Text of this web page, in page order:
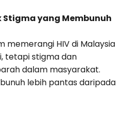
Stigma yang Membunuh
HIV di Malaysia
tetapi stigma dan
dalam masyarakat.
lebih pantas daripada